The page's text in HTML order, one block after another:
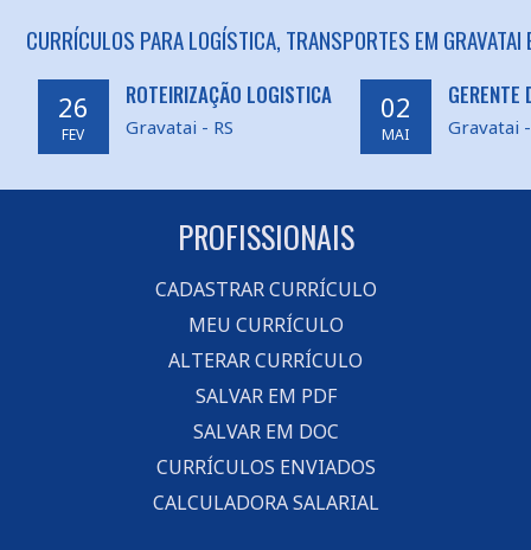
CURRÍCULOS PARA LOGÍSTICA, TRANSPORTES EM GRAVATAI
26
FEV
ROTEIRIZAÇÃO LOGISTICA
Gravatai - RS
02
MAI
GERENTE
Gravatai -
PROFISSIONAIS
CADASTRAR CURRÍCULO
MEU CURRÍCULO
ALTERAR CURRÍCULO
SALVAR EM PDF
SALVAR EM DOC
CURRÍCULOS ENVIADOS
CALCULADORA SALARIAL